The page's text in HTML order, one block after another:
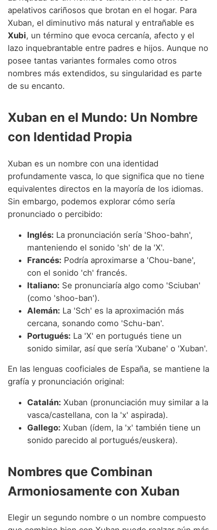
apelativos cariñosos que brotan en el hogar. Para
Xuban, el diminutivo más natural y entrañable es
Xubi, un término que evoca cercanía, afecto y el
lazo inquebrantable entre padres e hijos. Aunque no
posee tantas variantes formales como otros
nombres más extendidos, su singularidad es parte
de su encanto.
Xuban en el Mundo: Un Nombre
con Identidad Propia
Xuban es un nombre con una identidad
profundamente vasca, lo que significa que no tiene
equivalentes directos en la mayoría de los idiomas.
Sin embargo, podemos explorar cómo sería
pronunciado o percibido:
Inglés: La pronunciación sería 'Shoo-bahn',
manteniendo el sonido 'sh' de la 'X'.
Francés: Podría aproximarse a 'Chou-bane',
con el sonido 'ch' francés.
Italiano: Se pronunciaría algo como 'Sciuban'
(como 'shoo-ban').
Alemán: La 'Sch' es la aproximación más
cercana, sonando como 'Schu-ban'.
Portugués: La 'X' en portugués tiene un
sonido similar, así que sería 'Xubane' o 'Xuban'.
En las lenguas cooficiales de España, se mantiene la
grafía y pronunciación original:
Catalán: Xuban (pronunciación muy similar a la
vasca/castellana, con la 'x' aspirada).
Gallego: Xuban (ídem, la 'x' también tiene un
sonido parecido al portugués/euskera).
Nombres que Combinan
Armoniosamente con Xuban
Elegir un segundo nombre o un nombre compuesto